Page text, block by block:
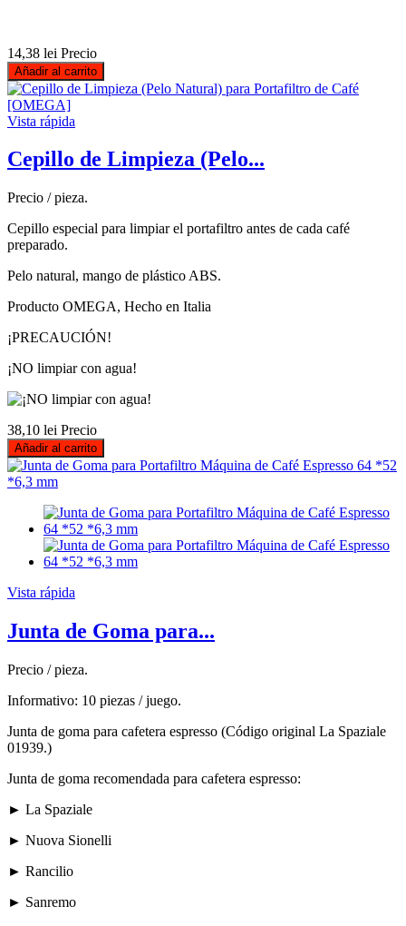
14,38 lei Precio
Añadir al carrito
Vista rápida
Cepillo de Limpieza (Pelo...
Precio / pieza.
Cepillo especial para limpiar el portafiltro antes de cada café
preparado.
Pelo natural, mango de plástico ABS.
Producto OMEGA, Hecho en Italia
¡PRECAUCIÓN!
¡NO limpiar con agua!
38,10 lei Precio
Añadir al carrito
Vista rápida
Junta de Goma para...
Precio / pieza.
Informativo: 10 piezas / juego.
Junta de goma para cafetera espresso (Código original La Spaziale
01939.)
Junta de goma recomendada para cafetera espresso:
► La Spaziale
► Nuova Sionelli
► Rancilio
► Sanremo